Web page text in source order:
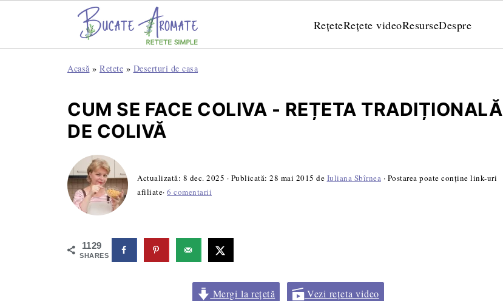
RețeteRețete videoResurseDespre
Acasă » Retete » Deserturi de casa
CUM SE FACE COLIVA - REȚETA TRADIȚIONALĂ
DE COLIVĂ
Actualizată: 8 dec. 2025 · Publicată: 28 mai 2015 de Iuliana Sbîrnea · Postarea poate conține link-uri
afiliate· 6 comentarii
1129
SHARES
Mergi la rețetă Vezi rețeta video